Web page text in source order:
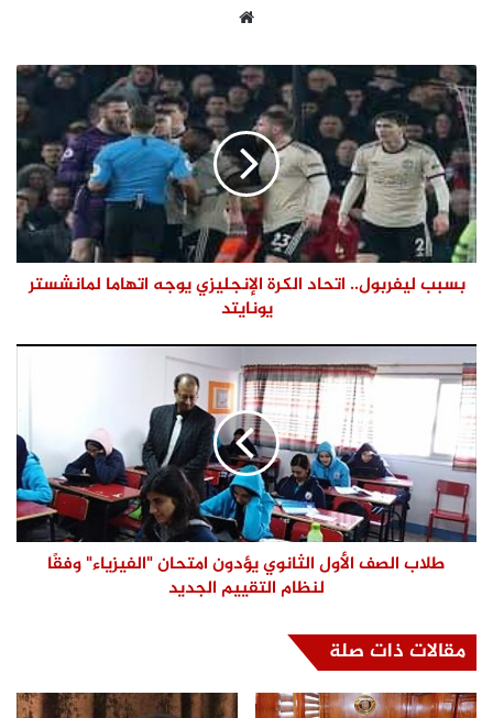
بسبب ليفربول.. اتحاد الكرة الإنجليزي يوجه اتهاما لمانشستر
يونايتد
طلاب الصف الأول الثانوي يؤدون امتحان "الفيزياء" وفقًا
لنظام التقييم الجديد
مقالات ذات صلة